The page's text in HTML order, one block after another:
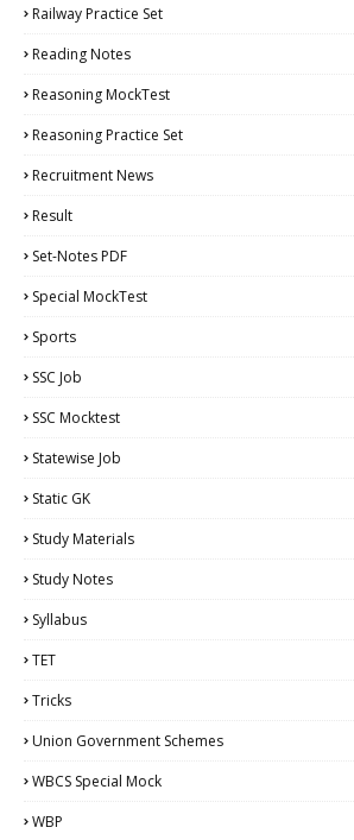
Railway Practice Set
Reading Notes
Reasoning MockTest
Reasoning Practice Set
Recruitment News
Result
Set-Notes PDF
Special MockTest
Sports
SSC Job
SSC Mocktest
Statewise Job
Static GK
Study Materials
Study Notes
Syllabus
TET
Tricks
Union Government Schemes
WBCS Special Mock
WBP